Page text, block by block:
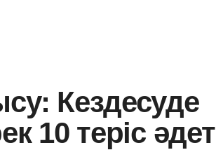
Кездесуде
10 теріс әдет